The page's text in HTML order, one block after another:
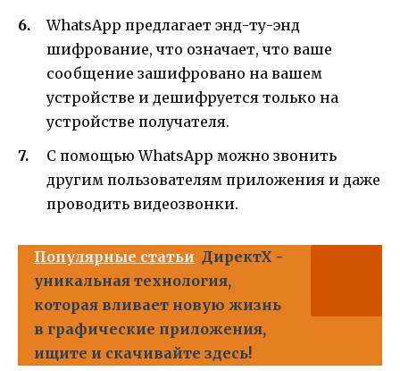
WhatsApp предлагает энд-ту-энд
шифрование, что означает, что ваше
сообщение зашифровано на вашем
устройстве и дешифруется только на
устройстве получателя.
С помощью WhatsApp можно звонить
другим пользователям приложения и даже
проводить видеозвонки.
Популярные статьи ДиректХ -
уникальная технология,
которая вливает новую жизнь
в графические приложения,
ищите и скачивайте здесь!